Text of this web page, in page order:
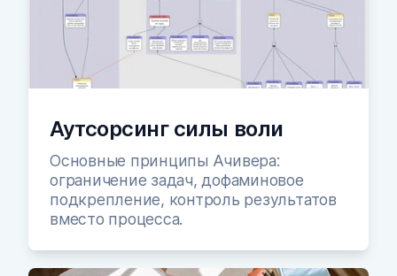
Аутсорсинг силы воли
Основные принципы Ачивера:
ограничение задач, дофаминовое
подкрепление, контроль результатов
вместо процесса.